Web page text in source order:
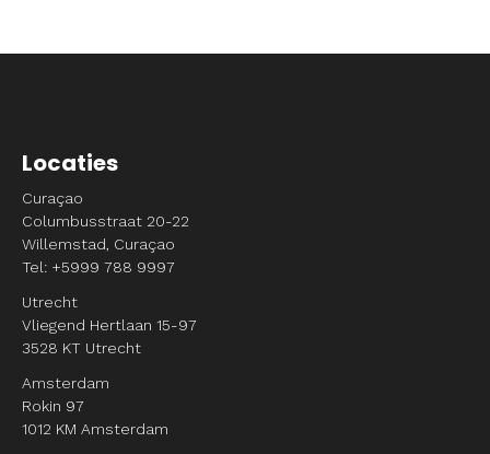
Locaties
Curaçao
Columbusstraat 20-22
Willemstad, Curaçao
Tel: +5999 788 9997
Utrecht
Vliegend Hertlaan 15-97
3528 KT Utrecht
Amsterdam
Rokin 97
1012 KM Amsterdam